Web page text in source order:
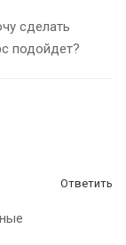
сделать
подойдет?
Ответить